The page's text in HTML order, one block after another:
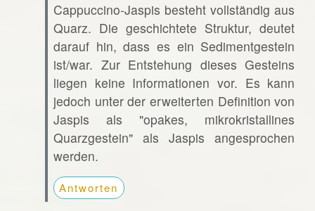
Cappuccino-Jaspis besteht vollständig aus
Quarz. Die geschichtete Struktur, deutet
darauf hin, dass es ein Sedimentgestein
ist/war. Zur Entstehung dieses Gesteins
liegen keine Informationen vor. Es kann
jedoch unter der erweiterten Definition von
Jaspis als "opakes, mikrokristallines
Quarzgestein" als Jaspis angesprochen
werden.
Antworten